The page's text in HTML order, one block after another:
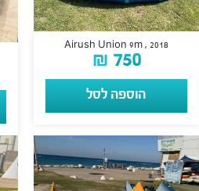
Airush Union 9m , 2018
₪ 750
הוספה לסל